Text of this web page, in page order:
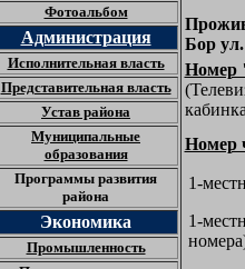
Фотоальбом
Администрация
Исполнительная власть
Представительная власть
Устав района
Муниципальные
образования
Программы развития
района
Экономика
Промышленность
Бор
Номер
Номер
1-
1-